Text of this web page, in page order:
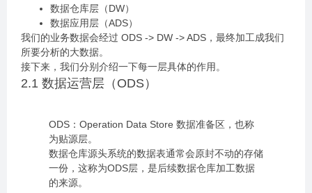
数据仓库层（DW）
数据应用层（ADS）
我们的业务数据会经过 ODS -> DW -> ADS，最终加工成我们
所要分析的大数据。
接下来，我们分别介绍一下每一层具体的作用。
2.1 数据运营层（ODS）
ODS：Operation Data Store 数据准备区，也称
为贴源层。
数据仓库源头系统的数据表通常会原封不动的存储
一份，这称为ODS层，是后续数据仓库加工数据
的来源。